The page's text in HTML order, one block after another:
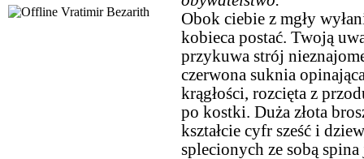
Vratimir Bezarith
Obok ciebie z mgły
kobieca postać. Twoją
przykuwa strój
czerwona suknia
krągłości, rozcięta z
po kostki. Duża złota
kształcie cyfr sześć i
splecionych ze sobą spina